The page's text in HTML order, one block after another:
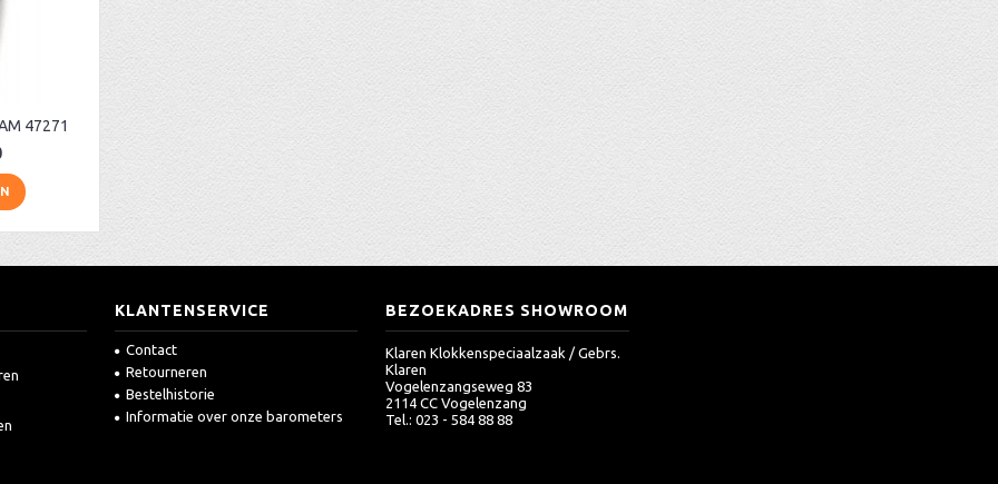
47271
KLANTENSERVICE
Contact
Retourneren
Bestelhistorie
Informatie over onze barometers
BEZOEKADRES SHOWROOM
Klaren Klokkenspeciaalzaak / Gebrs.
Klaren
Vogelenzangseweg 83
2114 CC Vogelenzang
Tel.: 023 - 584 88 88